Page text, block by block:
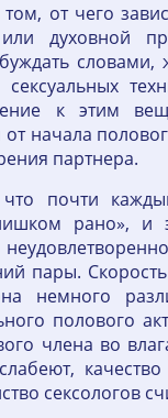
от чего
духовной
к этим
начала
партнера.
почти
рано», и
пары.
немного
полового
члена во
сексологов